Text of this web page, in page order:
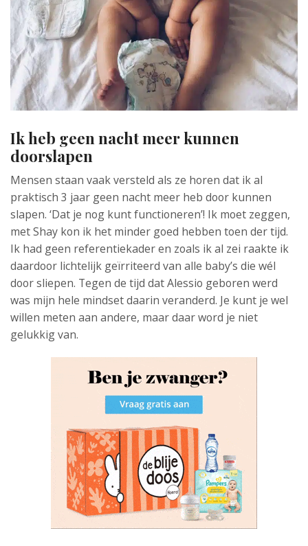
Ik heb geen nacht meer kunnen
doorslapen
Mensen staan vaak versteld als ze horen dat ik al
praktisch 3 jaar geen nacht meer heb door kunnen
slapen. ‘Dat je nog kunt functioneren’! Ik moet zeggen,
met Shay kon ik het minder goed hebben toen der tijd.
Ik had geen referentiekader en zoals ik al zei raakte ik
daardoor lichtelijk geïrriteerd van alle baby’s die wél
door sliepen. Tegen de tijd dat Alessio geboren werd
was mijn hele mindset daarin veranderd. Je kunt je wel
willen meten aan andere, maar daar word je niet
gelukkig van.